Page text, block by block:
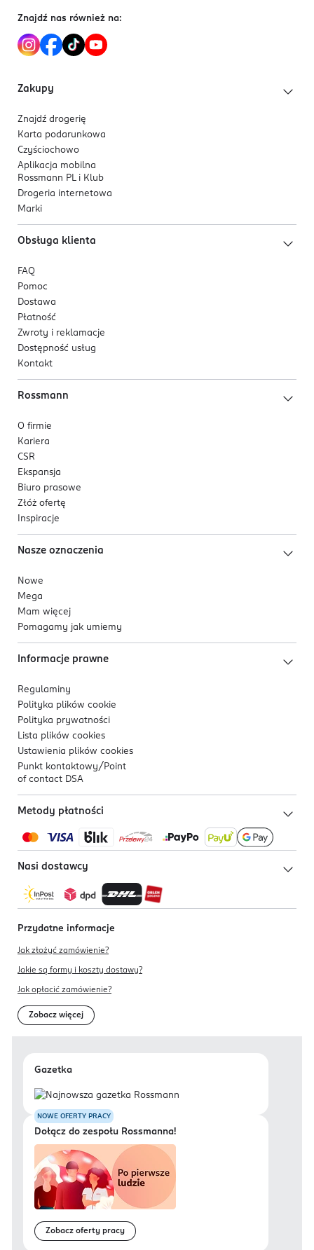
Znajdź nas również na:
Zakupy
Znajdź drogerię
Karta podarunkowa
Czyściochowo
Aplikacja mobilna
Rossmann PL i Klub
Drogeria internetowa
Marki
Obsługa klienta
FAQ
Pomoc
Dostawa
Płatność
Zwroty i reklamacje
Dostępność usług
Kontakt
Rossmann
O firmie
Kariera
CSR
Ekspansja
Biuro prasowe
Złóż ofertę
Inspiracje
Nasze oznaczenia
Nowe
Mega
Mam więcej
Pomagamy jak umiemy
Informacje prawne
Regulaminy
Polityka plików cookie
Polityka prywatności
Lista plików cookies
Ustawienia plików cookies
Punkt kontaktowy/ Point
of contact DSA
Metody płatności
Nasi dostawcy
Przydatne informacje
Jak złożyć zamówienie?
Jakie są formy i koszty dostawy?
Jak opłacić zamówienie?
Zobacz więcej
Gazetka
NOWE OFERTY PRACY
Dołącz do zespołu Rossmanna!
Zobacz oferty pracy